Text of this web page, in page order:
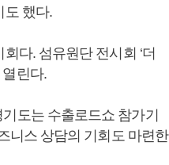
도 했다.
다. 섬유원단 전시회 ‘더
린다.
도는 수출로드쇼 참가기
니스 상담의 기회도 마련한